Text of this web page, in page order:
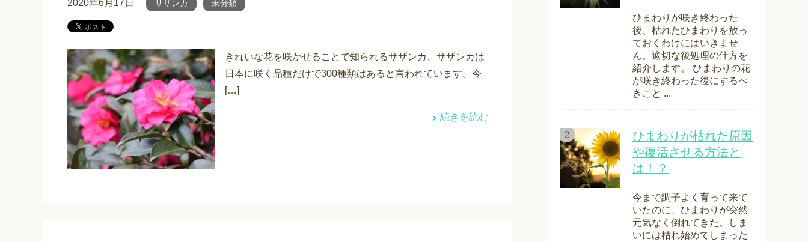
2020年6月17日 サザンカ 未分類
きれいな花を咲かせることで知られるサザンカ、サザンカは
日本に咲く品種だけで300種類はあると言われています。今
[…]
続きを読む
ひまわりが咲き終わった
後、枯れたひまわりを放っ
ておくわけにはいきませ
ん。適切な後処理の仕方を
紹介します。 ひまわりの花
が咲き終わった後にするべ
きこと ...
ひまわりが枯れた原因
や復活させる方法と
は！？
今まで調子よく育って来て
いたのに、ひまわりが突然
元気なく倒れてきた、しま
いには枯れ始めてしまった